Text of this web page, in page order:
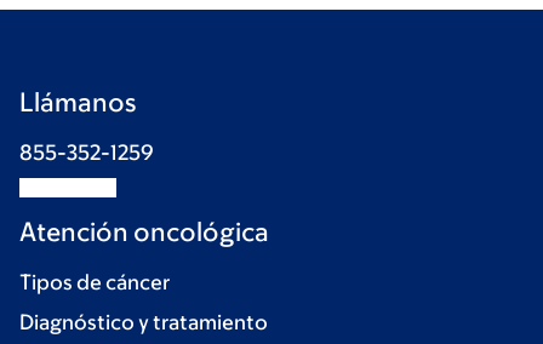
Llámanos
855-352-1259
Atención oncológica
Tipos de cáncer
Diagnóstico y tratamiento